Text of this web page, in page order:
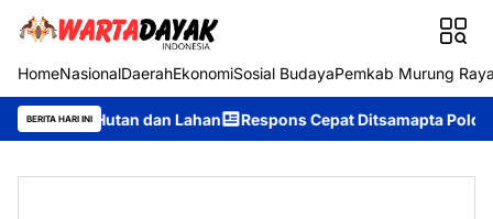
HomeNasionalDaerahEkonomiSosial BudayaPemkab Murung
BERITA HARI INI
dan Lahan Respons Cepat Ditsamapta Polda Kalteng